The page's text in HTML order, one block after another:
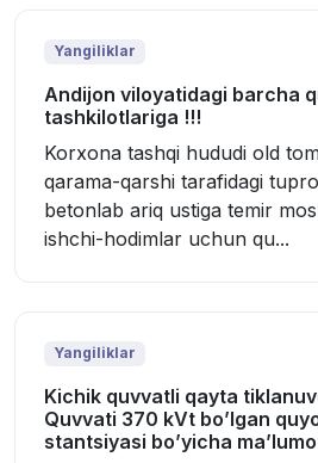
Yangiliklar
Andijon viloyatidagi barcha
tashkilotlariga !!!
Korxona tashqi hududi old
qarama-qarshi tarafidagi
betonlab ariq ustiga temir
ishchi-hodimlar uchun qu...
Yangiliklar
Kichik quvvatli qayta
Quvvati 370 kVt boʼlgan
stantsiyasi boʼyicha